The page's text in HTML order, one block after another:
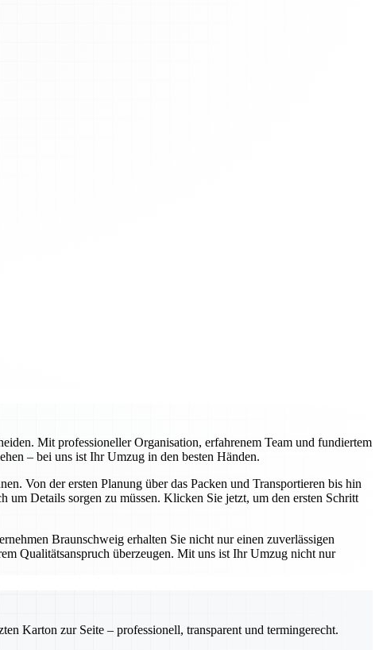
Mit professioneller Organisation, erfahrenem Team und fundiertem
– bei uns ist Ihr Umzug in den besten Händen.
Von der ersten Planung über das Packen und Transportieren bis hin
Details sorgen zu müssen. Klicken Sie jetzt, um den ersten Schritt
Braunschweig erhalten Sie nicht nur einen zuverlässigen
Qualitätsanspruch überzeugen. Mit uns ist Ihr Umzug nicht nur
Karton zur Seite – professionell, transparent und termingerecht.